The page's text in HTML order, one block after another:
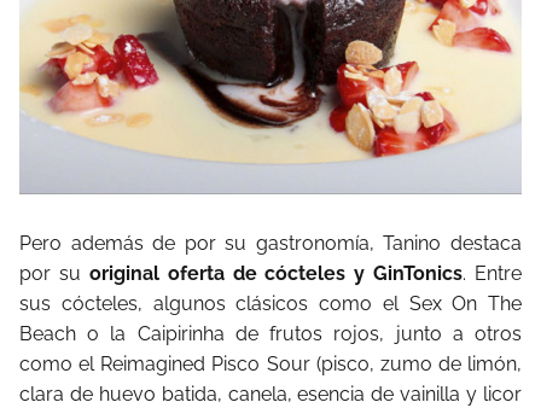
Pero además de por su gastronomía, Tanino destaca
por su original oferta de cócteles y GinTonics. Entre
sus cócteles, algunos clásicos como el Sex On The
Beach o la Caipirinha de frutos rojos, junto a otros
como el Reimagined Pisco Sour (pisco, zumo de limón,
clara de huevo batida, canela, esencia de vainilla y licor